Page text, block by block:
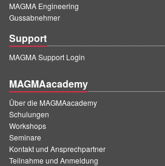
MAGMA Engineering
Gussabnehmer
Support
MAGMA Support Login
MAGMAacademy
Über die MAGMAacademy
Schulungen
Workshops
Seminare
Kontakt und Ansprechpartner
Teilnahme und Anmeldung